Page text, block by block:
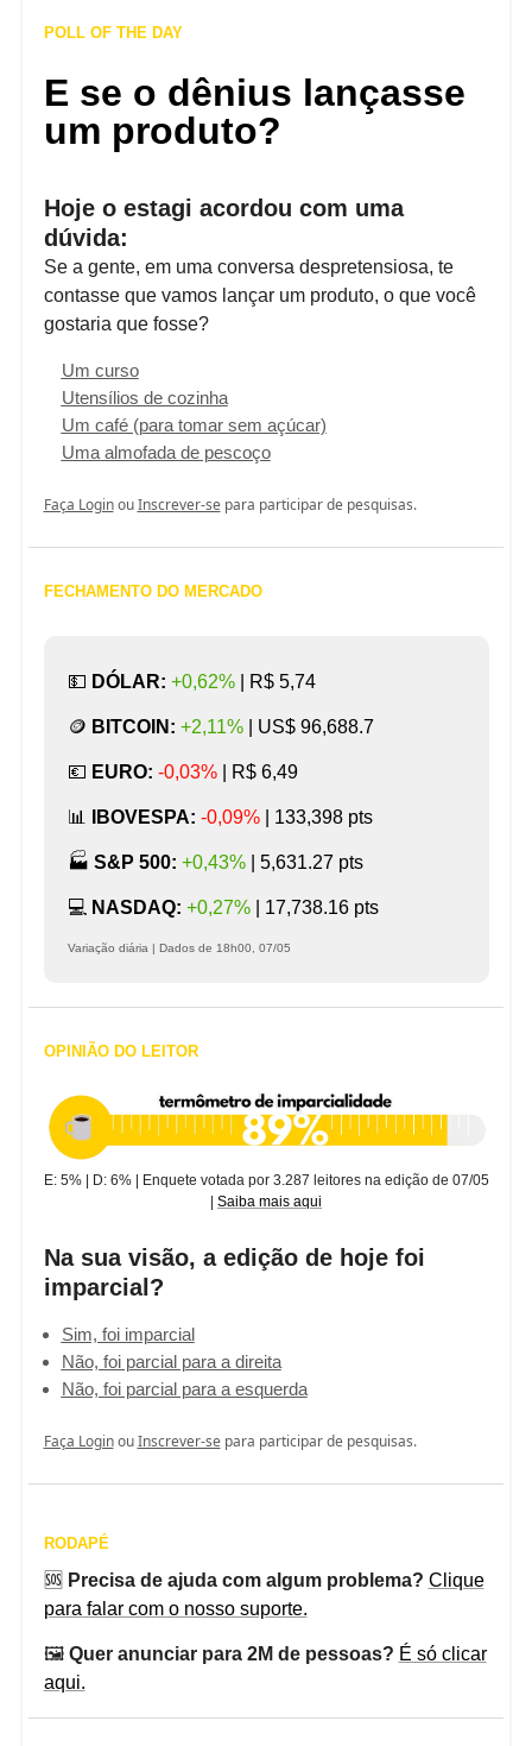
POLL OF THE DAY
E se o dênius lançasse
um produto?
Hoje o estagi acordou com uma
dúvida:
Se a gente, em uma conversa despretensiosa, te
contasse que vamos lançar um produto, o que você
gostaria que fosse?
Um curso
Utensílios de cozinha
Um café (para tomar sem açúcar)
Uma almofada de pescoço
Faça LoginouInscrever-separa participar de pesquisas.
FECHAMENTO DO MERCADO
💵 DÓLAR: +0,62%| R$ 5,74
🪙 BITCOIN: +2,11% US$ 96,688.7
💶 EURO: -0,03% R$ 6,49
📊 IBOVESPA: -0,09%| 133,398pts
🏭️ S&P 500: +0,43%| 5,631.27 pts
💻️ NASDAQ: +0,27%| 17,738.16 pts
Variação diária | Dados de 18h00, 07/05
OPINIÃO DO LEITOR
E: 5% | D: 6% | Enquete votada por 3.287 leitores na edição de 07/05
| Saiba mais aqui
Na sua visão, a edição de hoje foi
imparcial?
Sim, foi imparcial
Não, foi parcial para a direita
Não, foi parcial para a esquerda
Faça LoginouInscrever-separa participar de pesquisas.
RODAPÉ
🆘 Precisa de ajuda com algum problema? Clique
para falar com o nosso suporte.
🖼️ Quer anunciar para 2M de pessoas? É só clicar
aqui.